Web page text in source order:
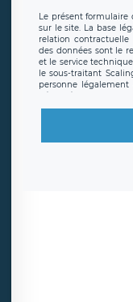
Le présent formulaire
sur le site. La base
relation contractuelle
des données sont le
et le service
le sous-traitant
personne
offrant desclauses
en sollicite la
demander la